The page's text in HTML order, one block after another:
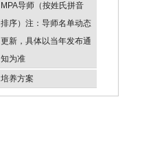
MPA导师（按姓氏拼音
排序）注：导师名单动态
更新，具体以当年发布通
知为准
培养方案